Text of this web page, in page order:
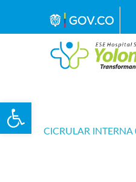
Abrir barra de herramientas
CICRULAR